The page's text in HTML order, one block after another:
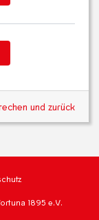
und zurück
1895 e.V.